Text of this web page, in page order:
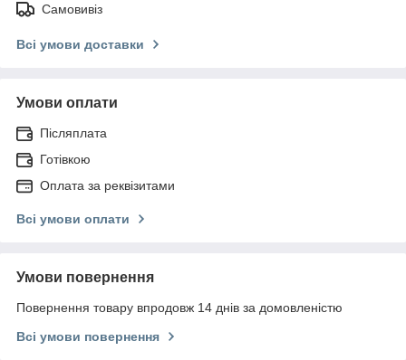
Самовивіз
Всі умови доставки
Умови оплати
Післяплата
Готівкою
Оплата за реквізитами
Всі умови оплати
Умови повернення
Повернення товару впродовж 14 днів за домовленістю
Всі умови повернення